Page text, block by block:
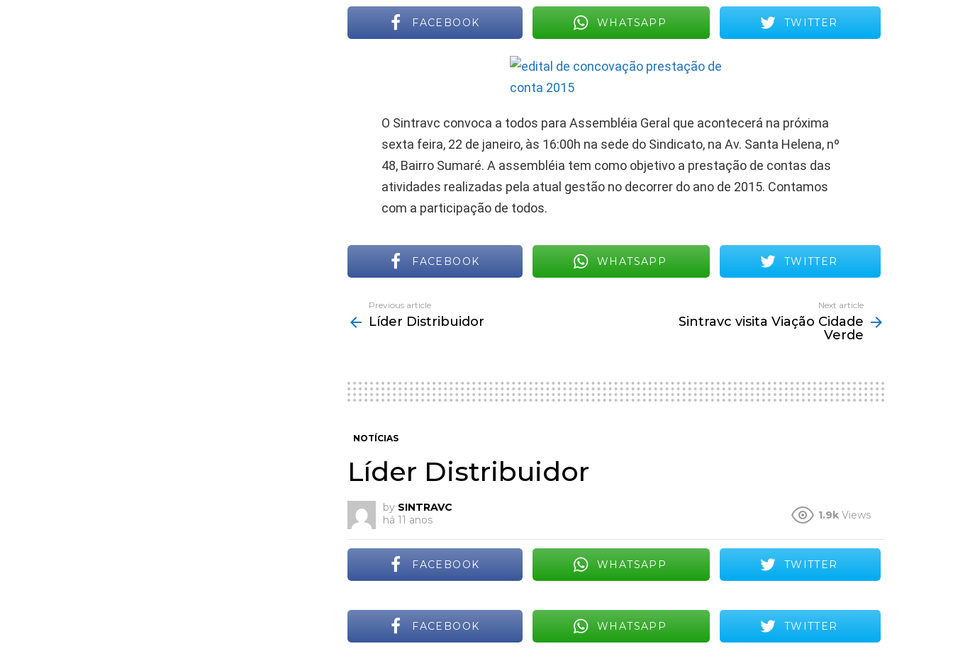
FACEBOOK WHATSAPP TWITTER
O Sintravc convoca a todos para Assembléia Geral que acontecerá na próxima
sexta feira, 22 de janeiro, às 16:00h na sede do Sindicato, na Av. Santa Helena, nº
48, Bairro Sumaré. A assembléia tem como objetivo a prestação de contas das
atividades realizadas pela atual gestão no decorrer do ano de 2015. Contamos
com a participação de todos.
FACEBOOK WHATSAPP TWITTER
more
Previous article
Líder Distribuidor
Next article
Sintravc visita Viação Cidade
Verde
NOTÍCIAS
Líder Distribuidor
by SINTRAVC
há 11 anos
1.9k Views
FACEBOOK WHATSAPP TWITTER
FACEBOOK WHATSAPP TWITTER